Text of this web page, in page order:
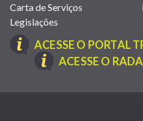
(abrem
em
nova
janela)
Carta de Serviços
Legislações
ACESSE O PORTAL
ACESSE O